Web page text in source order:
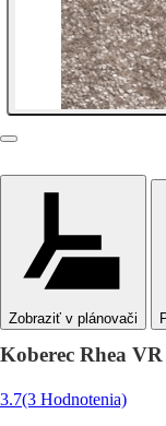
Zobraziť v plánovači
Koberec Rhea
3.7(3 Hodnotenia)